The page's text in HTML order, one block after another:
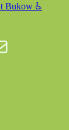
Bukow ♿